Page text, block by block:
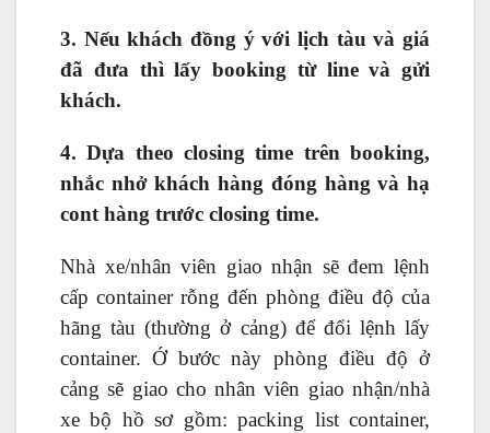
3. Nếu khách đồng ý với lịch tàu và giá
đã đưa thì lấy booking từ line và gửi
khách.
4. Dựa theo closing time trên booking,
nhắc nhở khách hàng đóng hàng và hạ
cont hàng trước closing time.
Nhà xe/nhân viên giao nhận sẽ đem lệnh
cấp container rỗng đến phòng điều độ của
hãng tàu (thường ở cảng) để đổi lệnh lấy
container. Ớ bước này phòng điều độ ở
cảng sẽ giao cho nhân viên giao nhận/nhà
xe bộ hồ sơ gồm: packing list container,